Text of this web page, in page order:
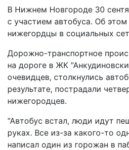
В Нижнем Новгороде 30
с участием автобуса. Об
нижегордцы в социальных
Дорожно-транспортное
на дороге в ЖК
очевидцев, столкнулись
результате, пострадали
нижегородцев.
"Автобус встал, люди идут
руках. Все из-за какого-то
написал один из горожан в